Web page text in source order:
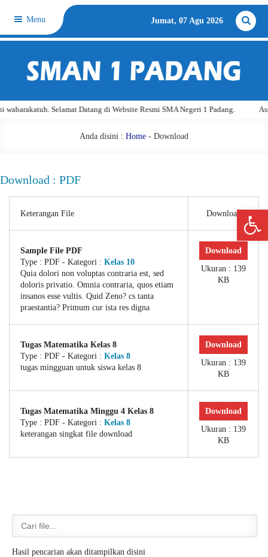
Menu Jumat, 07 Agu 2026
Selamat Datang di Website Resmi SMA Negeri 1 Padang.
Anda disini : Home - Download
Download : PDF
Keterangan File Download
Sample File PDF
Type : PDF - Kategori : Kelas 10
Quia dolori non voluptas contraria est, sed
doloris privatio. Omnia contraria, quos etiam
insanos esse vultis. Quid Zeno? cs tanta
praestantia? Primum cur ista res digna
Download
Ukuran : 139
KB
Tugas Matematika Kelas 8
Type : PDF - Kategori : Kelas 8
tugas mingguan untuk siswa kelas 8
Download
Ukuran : 139
KB
Tugas Matematika Minggu 4 Kelas 8
Type : PDF - Kategori : Kelas 8
keterangan singkat file download
Download
Ukuran : 139
KB
Hasil pencarian akan ditampilkan disini